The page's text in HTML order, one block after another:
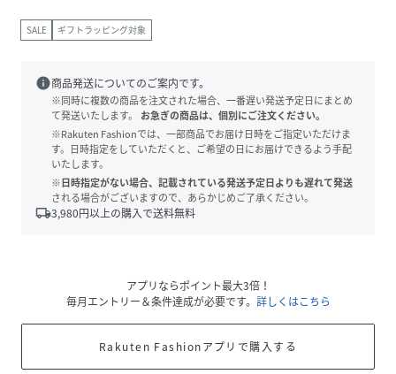
SALE ギフトラッピング対象
info商品発送についてのご案内です。
※同時に複数の商品を注文された場合、一番遅い発送予定日にまとめ
て発送いたします。
お急ぎの商品は、個別にご注文ください。
※Rakuten Fashionでは、一部商品でお届け日時をご指定いただけま
す。日時指定をしていただくと、ご希望の日にお届けできるよう手配
いたします。
※日時指定がない場合、記載されている発送予定日よりも遅れて発送
される場合がございますので、あらかじめご了承ください。
local_shipping3,980円以上の購入で送料無料
アプリならポイント最大3倍！
毎月エントリー＆条件達成が必要です。 詳しくはこちら
Rakuten Fashionアプリで購入する